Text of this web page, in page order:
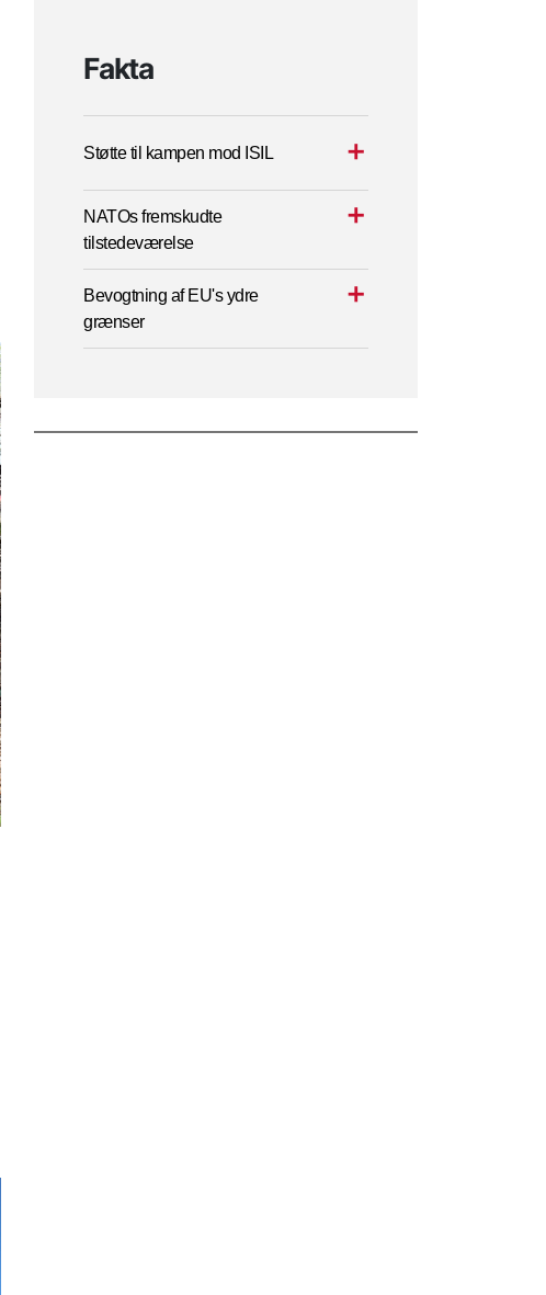
Fakta
Støtte til kampen mod ISIL
NATOs fremskudte
tilstedeværelse
Bevogtning af EU's ydre
grænser